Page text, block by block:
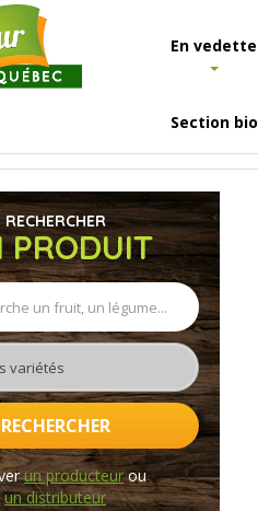
En vedette
Section bio
RECHERCHER
PRODUIT
variétés
RECHERCHER
un producteurou
un distributeur